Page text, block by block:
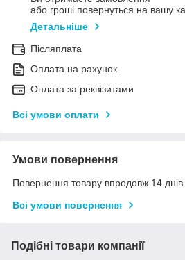
або гроші повернуться на вашу
Детальніше
Післяплата
Оплата на рахунок
Оплата за реквізитами
Всі умови оплати
Умови повернення
Повернення товару впродовж 14 днів
Всі умови повернення
Подібні товари компанії